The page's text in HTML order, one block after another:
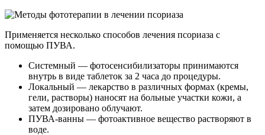
Применяется несколько способов лечения псориаза с
помощью ПУВА.
Системный — фотосенсибилизаторы принимаются
внутрь в виде таблеток за 2 часа до процедуры.
Локальный — лекарство в различных формах (кремы,
гели, растворы) наносят на больные участки кожи, а
затем дозировано облучают.
ПУВА-ванны — фотоактивное вещество растворяют в
воде.